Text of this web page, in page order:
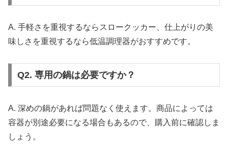
A. 手軽さを重視するならスロークッカー、仕上がりの美
味しさを重視するなら低温調理器がおすすめです。
Q2. 専用の鍋は必要ですか？
A. 深めの鍋があれば問題なく使えます。商品によっては
容器が別途必要になる場合もあるので、購入前に確認しま
しょう。